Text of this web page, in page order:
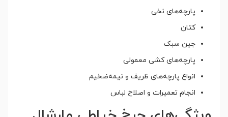
پارچه‌های نخی
کتان
جین سبک
پارچه‌های کشی معمولی
انواع پارچه‌های ظریف و نیمه‌ضخیم
انجام تعمیرات و اصلاح لباس